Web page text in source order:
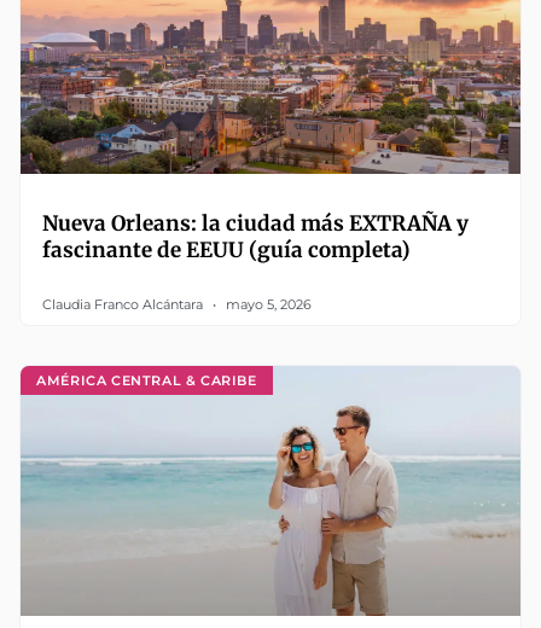
Nueva Orleans: la ciudad más EXTRAÑA y
fascinante de EEUU (guía completa)
Claudia Franco Alcántara mayo 5, 2026
AMÉRICA CENTRAL & CARIBE